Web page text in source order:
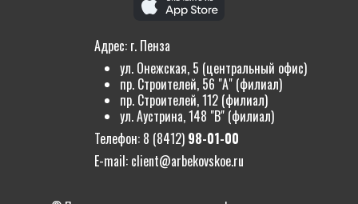
Адрес: г. Пенза
ул. Онежская, 5 (центральный офис)
пр. Строителей, 56 "А" (филиал)
пр. Строителей, 112 (филиал)
ул. Аустрина, 148 "В" (филиал)
Телефон: 8 (8412) 98-01-00
E-mail: client@arbekovskoe.ru